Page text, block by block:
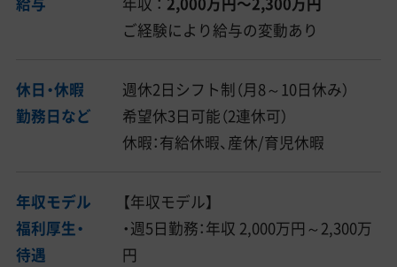
ご経験により給与の変動あり
休日・休暇
勤務日など
週休2日シフト制（月8～10日休み）
希望休3日可能（2連休可）
休暇：有給休暇、産休/育児休暇
年収モデル
福利厚生・
待遇
【年収モデル】
・週5日勤務：年収 2,000万円～2,300万
円